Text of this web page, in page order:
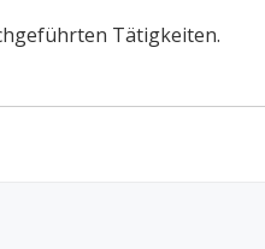
Tätigkeiten.